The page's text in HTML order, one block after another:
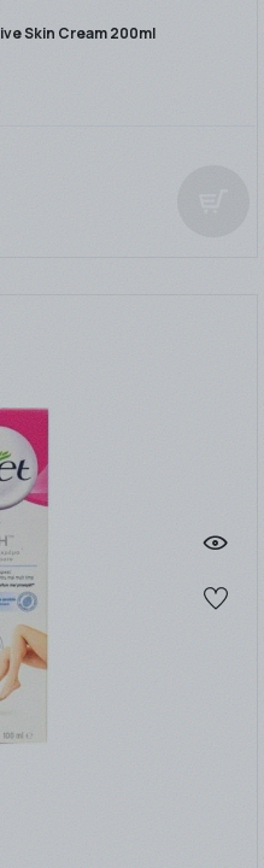
Skin Cream 200ml